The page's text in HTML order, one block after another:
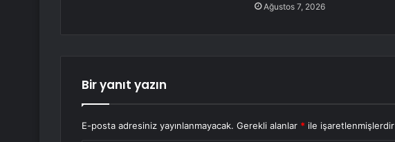
Ağustos 7, 2026
Bir yanıt yazın
E-posta adresiniz yayınlanmayacak. Gerekli alanlar * ile işaretlenmişlerdir